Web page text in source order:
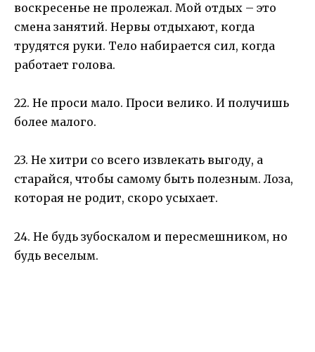
воскресенье не пролежал. Мой отдых – это
смена занятий. Нервы отдыхают, когда
трудятся руки. Тело набирается сил, когда
работает голова.
22. Не проси мало. Проси велико. И получишь
более малого.
23. Не хитри со всего извлекать выгоду, а
старайся, чтобы самому быть полезным. Лоза,
которая не родит, скоро усыхает.
24. Не будь зубоскалом и пересмешником, но
будь веселым.